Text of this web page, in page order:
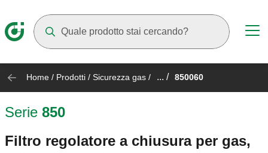
Home / Prodotti / Sicurezza gas / ... / 850060
Serie 850
Filtro regolatore a chiusura per gas,